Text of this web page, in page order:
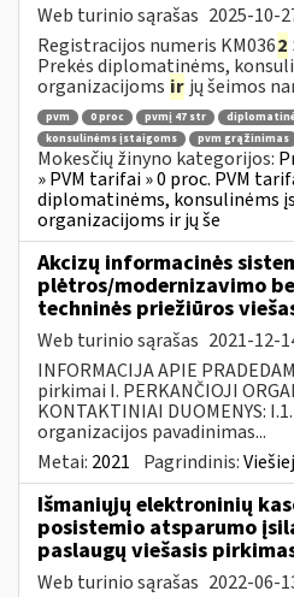
Web turinio sąrašas 2025-10-
Registracijos numeris KM0362
Prekės diplomatinėms,
organizacijoms ir jų šeimos
pvm 0 proc pvmį 47 str
konsulinėms įstaigoms
pvm grąžinimas
Mokesčių žinyno kategorijos:
» PVM tarifai » 0 proc. PVM
diplomatinėms, konsulinėms
organizacijoms ir jų še
Akcizų informacinės
plėtros/modernizavimo
techninės priežiūros
Web turinio sąrašas 2021-12-
INFORMACIJA APIE
pirkimai I. PERKANČIOJI
KONTAKTINIAI DUOMENYS:
organizacijos pavadinimas...
Metai: 2021 Pagrindinis:
Išmaniųjų elektroninių
posistemio atsparumo
paslaugų viešasis
Web turinio sąrašas 2022-06-